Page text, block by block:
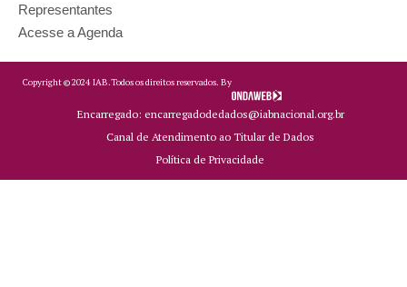
Representantes
Acesse a Agenda
Copyright ©2024 IAB.Todos os direitos reservados. By
Encarregado: encarregadodedados@iabnacional.org.br
Canal de Atendimento ao Titular de Dados
Política de Privacidade